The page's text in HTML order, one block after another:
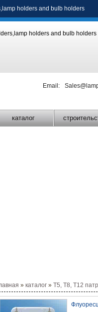
, lamp holders and bulb holders
Email:
каталог
» каталог » T5, T8, T12